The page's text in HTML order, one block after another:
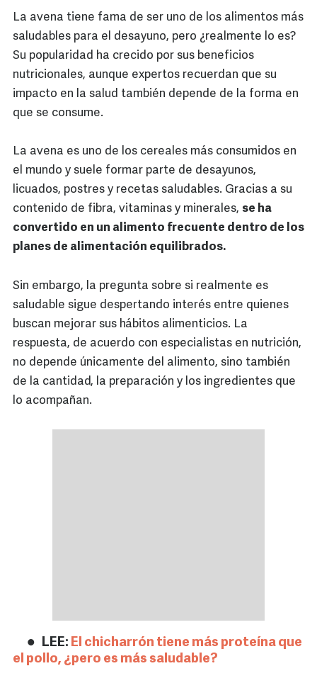
La avena tiene fama de ser uno de los alimentos más
saludables para el desayuno, pero ¿realmente lo es?
Su popularidad ha crecido por sus beneficios
nutricionales, aunque expertos recuerdan que su
impacto en la salud también depende de la forma en
que se consume.
La avena es uno de los cereales más consumidos en
el mundo y suele formar parte de desayunos,
licuados, postres y recetas saludables. Gracias a su
contenido de fibra, vitaminas y minerales, se ha
convertido en un alimento frecuente dentro de los
planes de alimentación equilibrados.
Sin embargo, la pregunta sobre si realmente es
saludable sigue despertando interés entre quienes
buscan mejorar sus hábitos alimenticios. La
respuesta, de acuerdo con especialistas en nutrición,
no depende únicamente del alimento, sino también
de la cantidad, la preparación y los ingredientes que
lo acompañan.
LEE: El chicharrón tiene más proteína que
el pollo, ¿pero es más saludable?